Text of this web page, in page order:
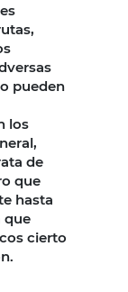
pueden
los
de
que
hasta
que
cierto